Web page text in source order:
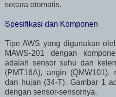
secara otomatis.
Spesifikasi dan Komponen
Tipe AWS yang digunakan
MAWS-201 dengan
adalah sensor suhu dan
(PMT16A), angin (QMW101),
dan hujan (34-T). Gambar 1
dengan sensor-sensornya.